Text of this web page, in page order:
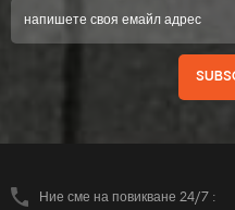
Ние сме на повикване 24/7 :